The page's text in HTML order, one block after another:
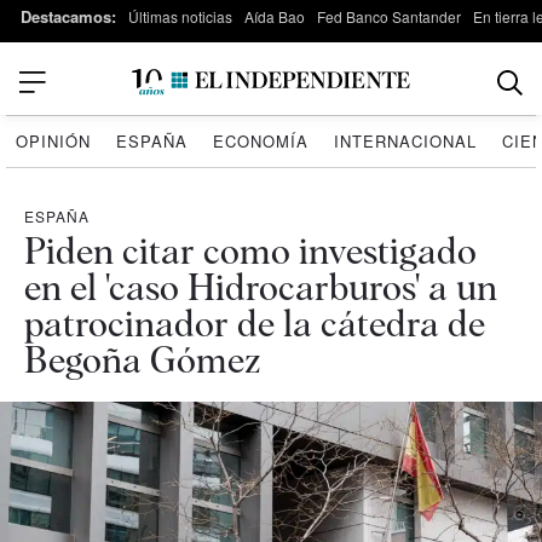
Destacamos: Últimas noticias Aída Bao Fed Banco Santander En tierra
OPINIÓN ESPAÑA ECONOMÍA INTERNACIONAL
ESPAÑA
Piden citar como investigado
en el 'caso Hidrocarburos' a un
patrocinador de la cátedra de
Begoña Gómez